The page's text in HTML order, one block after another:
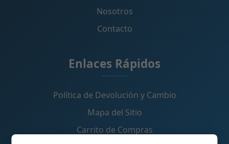
Nosotros
Contacto
Enlaces Rápidos
Política de Devolución y Cambio
Mapa del Sitio
Carrito de Compras